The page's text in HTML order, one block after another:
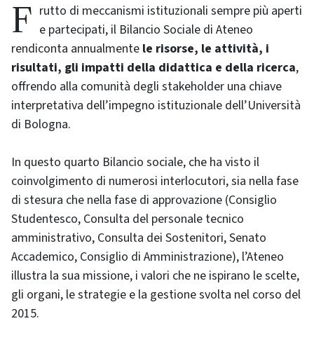
Frutto di meccanismi istituzionali sempre più aperti e partecipati, il Bilancio Sociale di Ateneo
rendiconta annualmente le risorse, le attività, i
risultati, gli impatti della didattica e della ricerca,
offrendo alla comunità degli stakeholder una chiave
interpretativa dell’impegno istituzionale dell’Università
di Bologna.
In questo quarto Bilancio sociale, che ha visto il
coinvolgimento di numerosi interlocutori, sia nella fase
di stesura che nella fase di approvazione (Consiglio
Studentesco, Consulta del personale tecnico
amministrativo, Consulta dei Sostenitori, Senato
Accademico, Consiglio di Amministrazione), l’Ateneo
illustra la sua missione, i valori che ne ispirano le scelte,
gli organi, le strategie e la gestione svolta nel corso del
2015.